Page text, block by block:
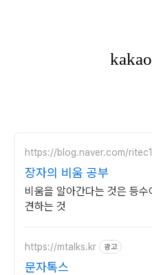
https://blog.naver.com/ritec1
장자의 비움 공부
비움을 알아간다는 것은 등
견하는 것
https://mtalks.kr 광고
문자톡스